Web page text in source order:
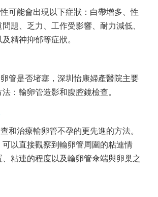
可能會出現以下症狀：白帶增多、性
題、乏力、工作受影響、耐力減低、
精神抑郁等症狀。
管是否堵塞，深圳怡康婦產醫院主要
：輸卵管造影和腹腔鏡檢查。
和治療輸卵管不孕的更先進的方法。
以直接觀察到輸卵管周圍的粘連情
粘連的程度以及輸卵管傘端與卵巢之